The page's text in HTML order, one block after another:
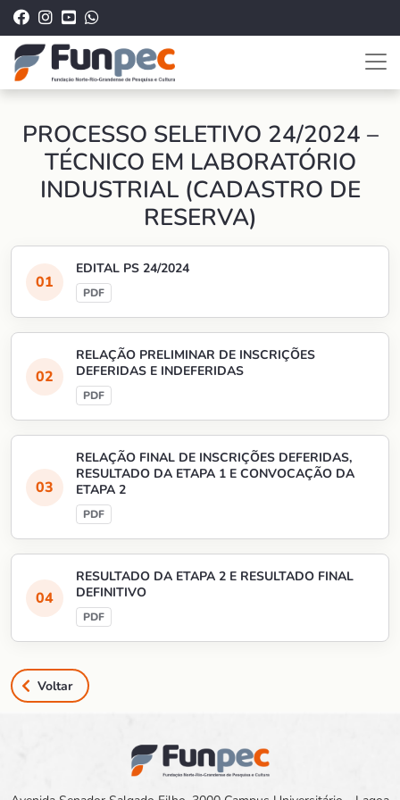
PROCESSO SELETIVO 24/2024 –
TÉCNICO EM LABORATÓRIO
INDUSTRIAL (CADASTRO DE
RESERVA)
EDITAL PS 24/2024
RELAÇÃO PRELIMINAR DE INSCRIÇÕES
DEFERIDAS E INDEFERIDAS
RELAÇÃO FINAL DE INSCRIÇÕES DEFERIDAS,
RESULTADO DA ETAPA 1 E CONVOCAÇÃO DA
ETAPA 2
RESULTADO DA ETAPA 2 E RESULTADO FINAL
DEFINITIVO
Voltar